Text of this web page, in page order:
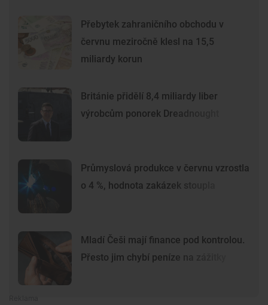
Přebytek zahraničního obchodu v
červnu meziročně klesl na 15,5
miliardy korun
Británie přidělí 8,4 miliardy liber
výrobcům ponorek Dreadnought
Průmyslová produkce v červnu vzrostla
o 4 %, hodnota zakázek stoupla
Mladí Češi mají finance pod kontrolou.
Přesto jim chybí peníze na zážitky